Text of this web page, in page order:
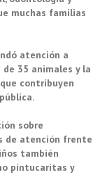
muchas familias
atención a
35 animales y la
contribuyen
sobre
de atención frente
también
pintucaritas y